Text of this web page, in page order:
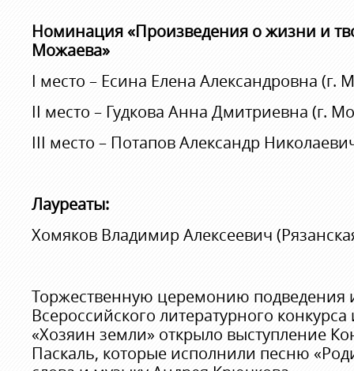
Номинация «Произведения о жизни и
Можаева»
I место – Есина Елена Александровна (г.
II место – Гудкова Анна Дмитриевна (г.
III место – Потапов Александр
Лауреаты:
Хомяков Владимир Алексеевич
Торжественную церемонию подведения
Всероссийского литературного
«Хозяин земли» открыло выступление
Паскаль, которые исполнили песню